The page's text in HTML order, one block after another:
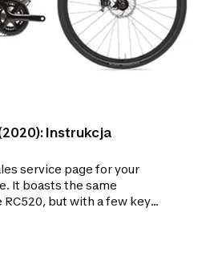
Instrukcja
service page for your
It boasts the same
but with a few key